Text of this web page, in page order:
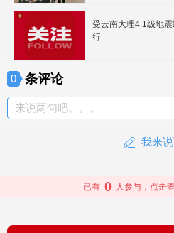
受云南大理4.1级地
行
0 条评论
来说两句吧。。。
我来
已有 0 人参与，点击